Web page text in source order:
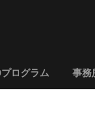
ログラム 事務